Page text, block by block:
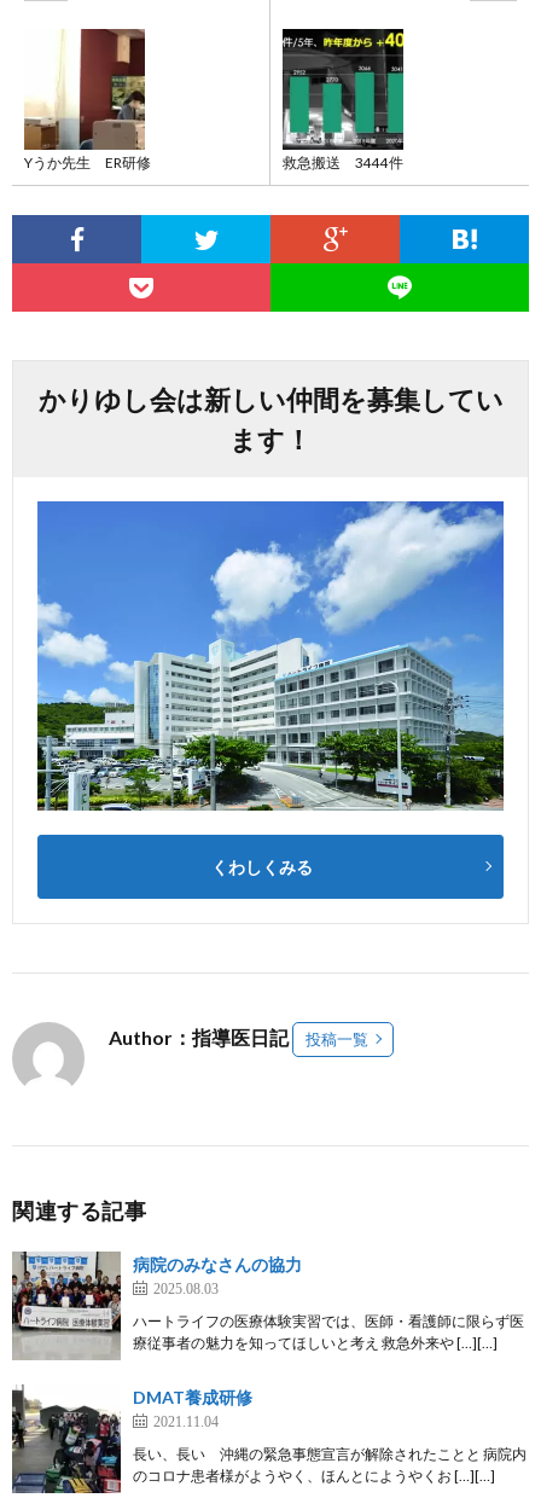
Yうか先生 ER研修 救急搬送 3444件
かりゆし会は新しい仲間を募集してい
ます！
くわしくみる
Author：指導医日記 投稿一覧
関連する記事
病院のみなさんの協力
2025.08.03
ハートライフの医療体験実習では、医師・看護師に限らず医
療従事者の魅力を知ってほしいと考え 救急外来や […][…]
DMAT養成研修
2021.11.04
長い、長い 沖縄の緊急事態宣言が解除されたことと 病院内
のコロナ患者様がようやく、ほんとにようやくお […][…]